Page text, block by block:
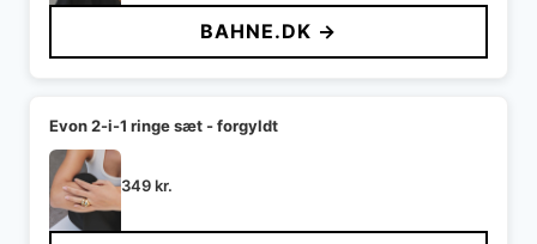
BAHNE.DK →
Evon 2-i-1 ringe sæt - forgyldt
349kr.